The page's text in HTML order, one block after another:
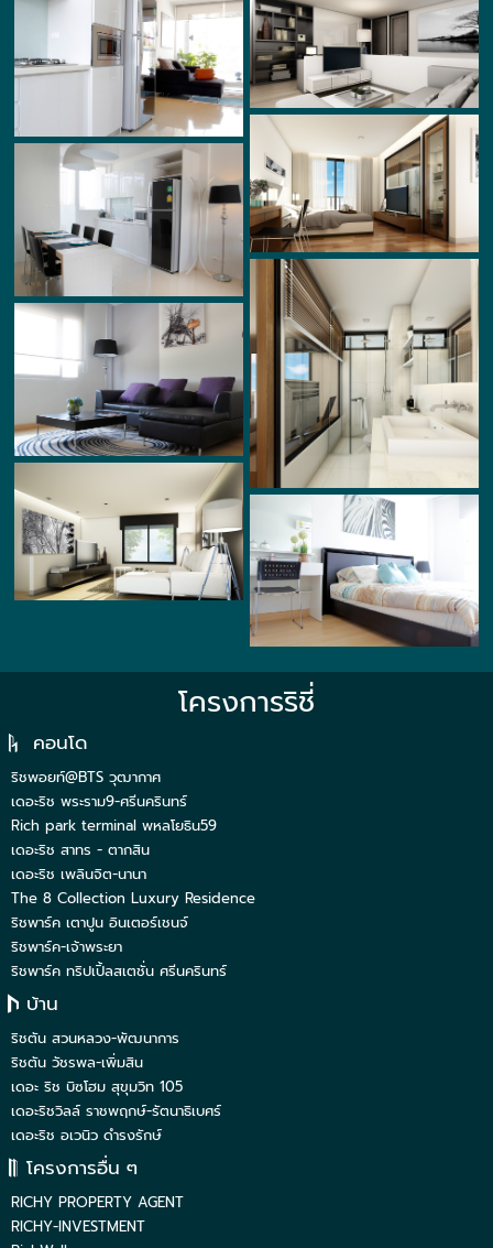
โครงการริชี่
คอนโด
ริชพอยท์@BTS วุฒากาศ
เดอะริช พระราม9-ศรีนครินทร์
Rich park terminal พหลโยธิน59
เดอะริช สาทร - ตากสิน
เดอะริช เพลินจิต-นานา
The 8 Collection Luxury Residence
ริชพาร์ค เตาปูน อินเตอร์เชนจ์
ริชพาร์ค-เจ้าพระยา
ริชพาร์ค ทริปเปิ้ลสเตชั่น ศรีนครินทร์
บ้าน
ริชตัน สวนหลวง-พัฒนาการ
ริชตัน วัชรพล-เพิ่มสิน
เดอะ ริช บิซโฮม สุขุมวิท 105
เดอะริชวิลล์ ราชพฤกษ์-รัตนาธิเบศร์
เดอะริช อเวนิว ดำรงรักษ์
โครงการอื่น ๆ
RICHY PROPERTY AGENT
RICHY-INVESTMENT